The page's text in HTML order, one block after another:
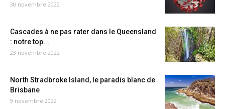
30 novembre 2022
Cascades à ne pas rater dans le Queensland
: notre top...
23 novembre 2022
North Stradbroke Island, le paradis blanc de
Brisbane
9 novembre 2022